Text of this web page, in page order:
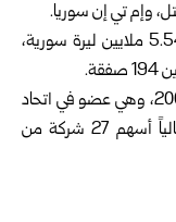
وإم تي إن سوريا.
وبلغت قيمة تداولات السوق أمس الأحد 5.548 ملايين ليرة سورية،
عام 2009، وهي عضو في اتحاد
البورصات الأوروبية الآسيوية ومدرجة فيه حالياً أسهم 27 شركة من